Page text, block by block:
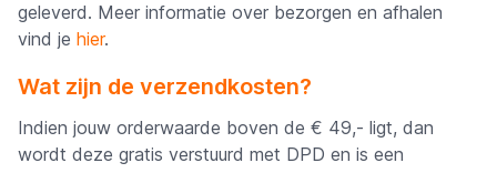
geleverd. Meer informatie over bezorgen en afhalen
vind je hier.
Wat zijn de verzendkosten?
Indien jouw orderwaarde boven de € 49,- ligt, dan
wordt deze gratis verstuurd met DPD en is een